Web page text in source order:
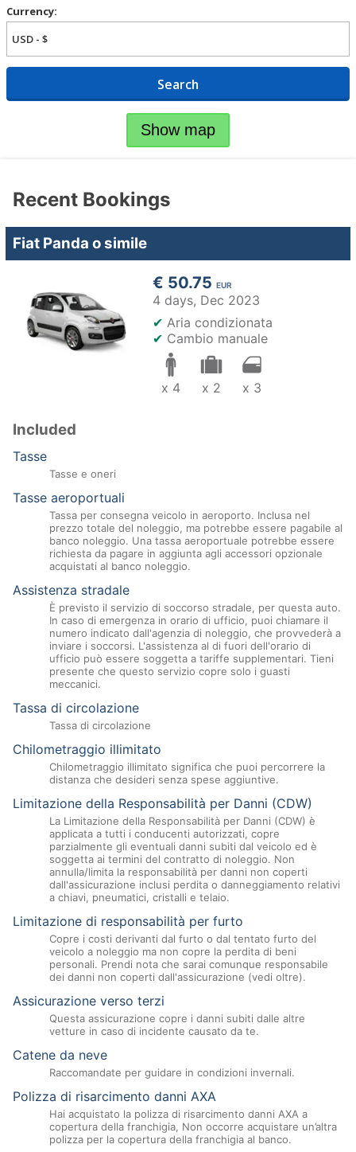
Currency:
Search
Show map
Recent Bookings
Fiat Panda o simile
€ 50.75 EUR
4 days, Dec 2023
✔ Aria condizionata
✔ Cambio manuale
x 4 x 2 x 3
Included
Tasse
Tasse e oneri
Tasse aeroportuali
Tassa per consegna veicolo in aeroporto. Inclusa nel
prezzo totale del noleggio, ma potrebbe essere pagabile al
banco noleggio. Una tassa aeroportuale potrebbe essere
richiesta da pagare in aggiunta agli accessori opzionale
acquistati al banco noleggio.
Assistenza stradale
È previsto il servizio di soccorso stradale, per questa auto.
In caso di emergenza in orario di ufficio, puoi chiamare il
numero indicato dall'agenzia di noleggio, che provvederà a
inviare i soccorsi. L'assistenza al di fuori dell'orario di
ufficio può essere soggetta a tariffe supplementari. Tieni
presente che questo servizio copre solo i guasti
meccanici.
Tassa di circolazione
Tassa di circolazione
Chilometraggio illimitato
Chilometraggio illimitato significa che puoi percorrere la
distanza che desideri senza spese aggiuntive.
Limitazione della Responsabilità per Danni (CDW)
La Limitazione della Responsabilità per Danni (CDW) è
applicata a tutti i conducenti autorizzati, copre
parzialmente gli eventuali danni subiti dal veicolo ed è
soggetta ai termini del contratto di noleggio. Non
annulla/limita la responsabilità per danni non coperti
dall'assicurazione inclusi perdita o danneggiamento relativi
a chiavi, pneumatici, cristalli e telaio.
Limitazione di responsabilità per furto
Copre i costi derivanti dal furto o dal tentato furto del
veicolo a noleggio ma non copre la perdita di beni
personali. Prendi nota che sarai comunque responsabile
dei danni non coperti dall'assicurazione (vedi oltre).
Assicurazione verso terzi
Questa assicurazione copre i danni subiti dalle altre
vetture in caso di incidente causato da te.
Catene da neve
Raccomandate per guidare in condizioni invernali.
Polizza di risarcimento danni AXA
Hai acquistato la polizza di risarcimento danni AXA a
copertura della franchigia, Non occorre acquistare un’altra
polizza per la copertura della franchigia al banco.